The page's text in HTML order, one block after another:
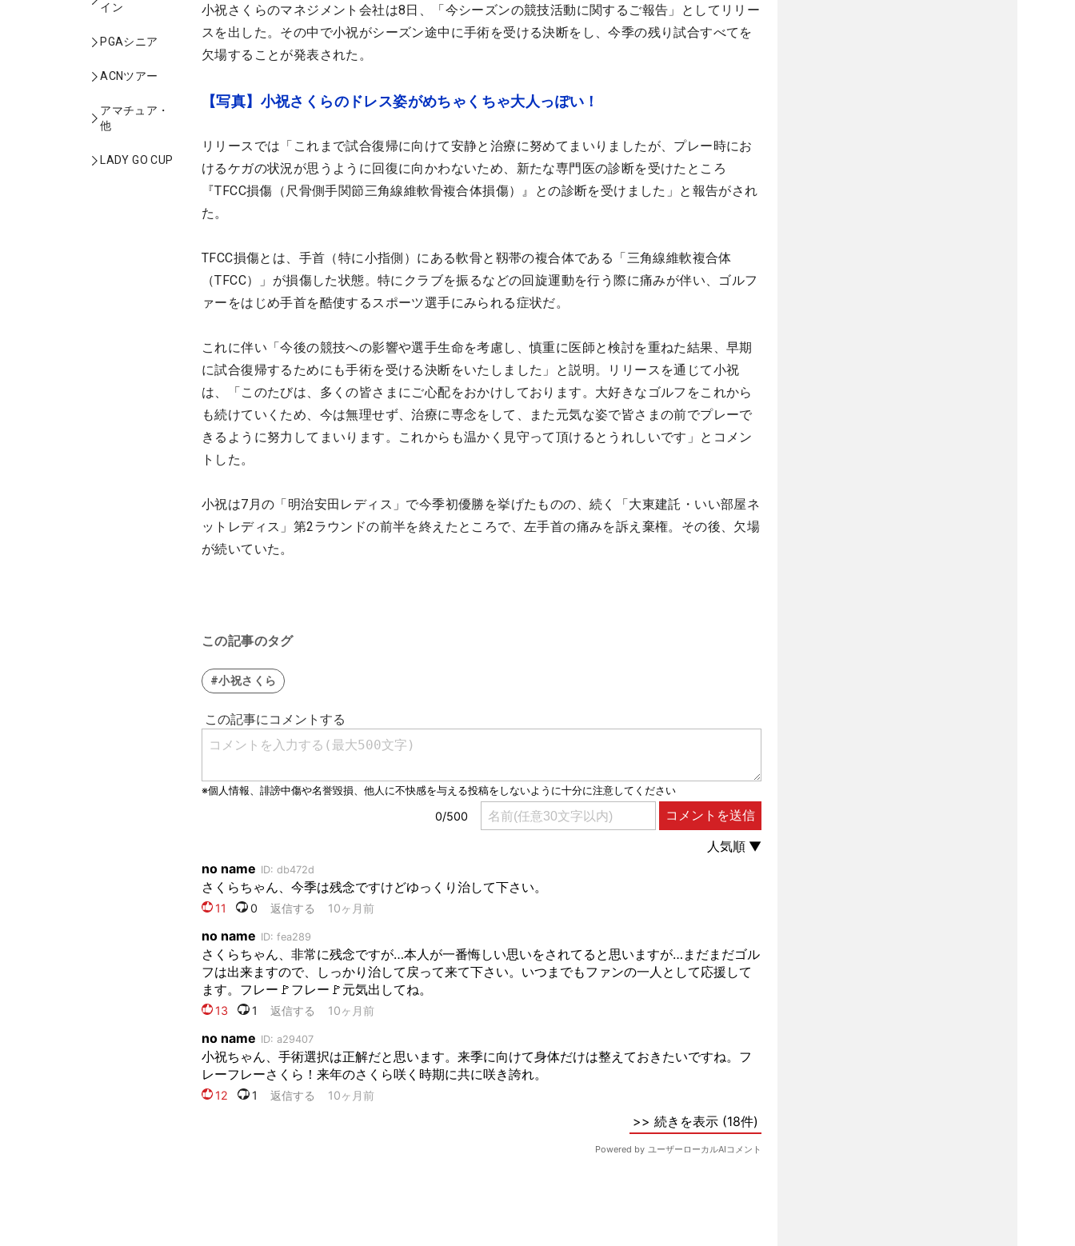
イン
PGAシニア
ACNツアー
アマチュア・
他
LADY GO CUP
小祝さくらのマネジメント会社は8日、「今シーズンの競技活動に関するご報告」としてリリー
スを出した。その中で小祝がシーズン途中に手術を受ける決断をし、今季の残り試合すべてを
欠場することが発表された。
【写真】小祝さくらのドレス姿がめちゃくちゃ大人っぽい！
リリースでは「これまで試合復帰に向けて安静と治療に努めてまいりましたが、プレー時にお
けるケガの状況が思うように回復に向かわないため、新たな専門医の診断を受けたところ
『TFCC損傷（尺骨側手関節三角線維軟骨複合体損傷）』との診断を受けました」と報告がされ
た。
TFCC損傷とは、手首（特に小指側）にある軟骨と靱帯の複合体である「三角線維軟複合体
（TFCC）」が損傷した状態。特にクラブを振るなどの回旋運動を行う際に痛みが伴い、ゴルフ
ァーをはじめ手首を酷使するスポーツ選手にみられる症状だ。
これに伴い「今後の競技への影響や選手生命を考慮し、慎重に医師と検討を重ねた結果、早期
に試合復帰するためにも手術を受ける決断をいたしました」と説明。リリースを通じて小祝
は、「このたびは、多くの皆さまにご心配をおかけしております。大好きなゴルフをこれから
も続けていくため、今は無理せず、治療に専念をして、また元気な姿で皆さまの前でプレーで
きるように努力してまいります。これからも温かく見守って頂けるとうれしいです」とコメン
トした。
小祝は7月の「明治安田レディス」で今季初優勝を挙げたものの、続く「大東建託・いい部屋ネ
ットレディス」第2ラウンドの前半を終えたところで、左手首の痛みを訴え棄権。その後、欠場
が続いていた。
この記事のタグ
#小祝さくら